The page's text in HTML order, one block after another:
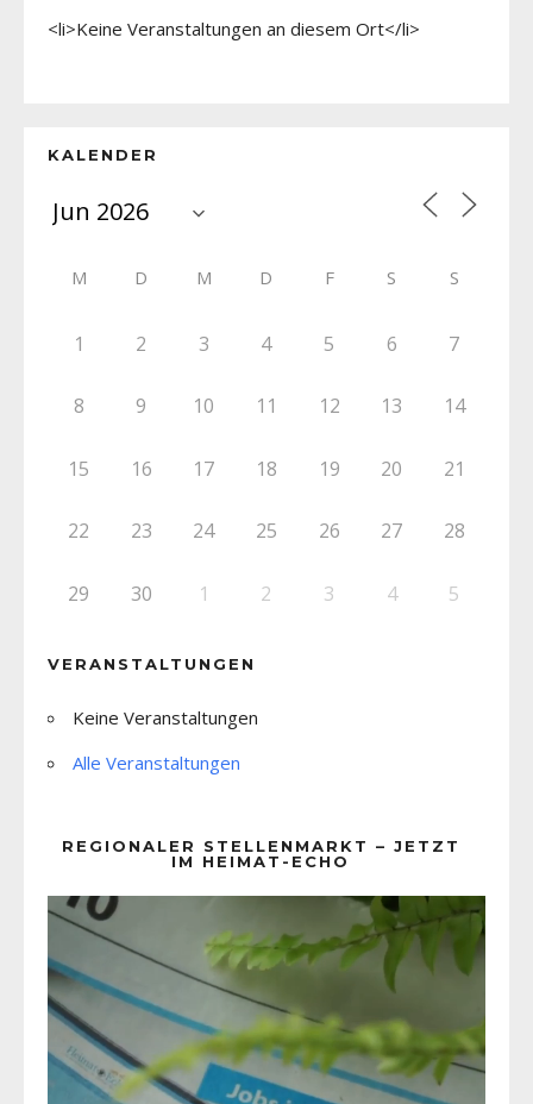
<li>Keine Veranstaltungen an diesem Ort</li>
KALENDER
M D M D F S S
1 2 3 4 5 6 7
8 9 10 11 12 13 14
15 16 17 18 19 20 21
22 23 24 25 26 27 28
29 30 1 2 3 4 5
VERANSTALTUNGEN
Keine Veranstaltungen
Alle Veranstaltungen
REGIONALER STELLENMARKT – JETZT
IM HEIMAT-ECHO
Player